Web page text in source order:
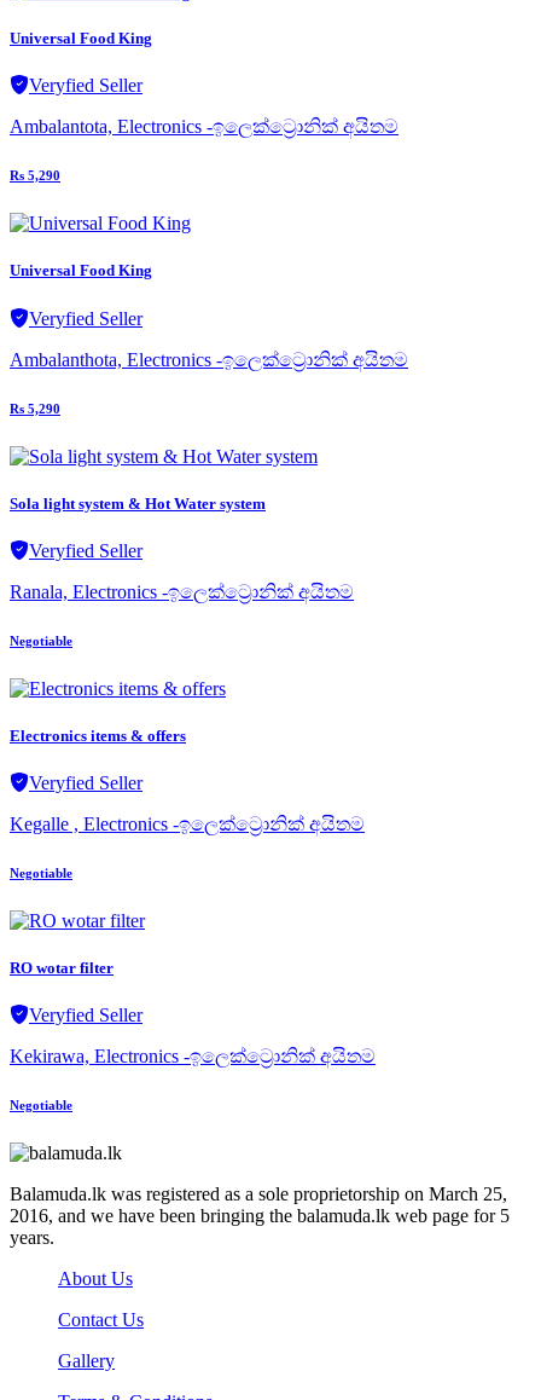
Universal Food King
Veryfied Seller
Ambalantota, Electronics -ඉලෙක්ට්‍රොනික් අයිතම
Rs 5,290
Universal Food King
Veryfied Seller
Ambalanthota, Electronics -ඉලෙක්ට්‍රොනික් අයිතම
Rs 5,290
Sola light system & Hot Water system
Veryfied Seller
Ranala, Electronics -ඉලෙක්ට්‍රොනික් අයිතම
Negotiable
Electronics items & offers
Veryfied Seller
Kegalle , Electronics -ඉලෙක්ට්‍රොනික් අයිතම
Negotiable
RO wotar filter
Veryfied Seller
Kekirawa, Electronics -ඉලෙක්ට්‍රොනික් අයිතම
Negotiable
Balamuda.lk was registered as a sole proprietorship on March 25,
2016, and we have been bringing the balamuda.lk web page for 5
years.
About Us
Contact Us
Gallery